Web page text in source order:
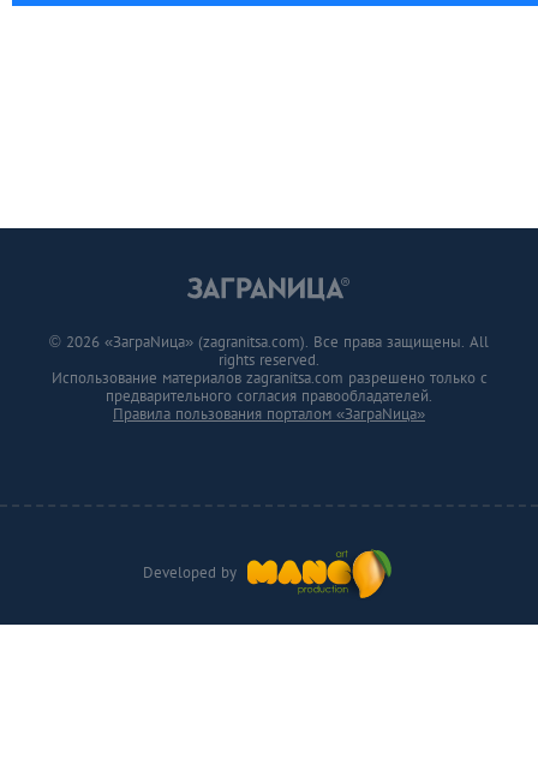
Developed by
© 2026 «ЗаграNица» (zagranitsa.com). Все права защищены. All
rights reserved.
Использование материалов zagranitsa.com разрешено только с
предварительного согласия правообладателей.
Правила пользования порталом «ЗаграNица»